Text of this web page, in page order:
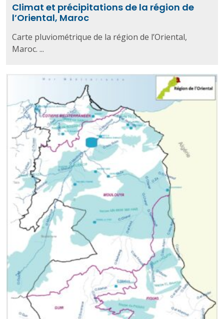
Climat et précipitations de la région de
l’Oriental, Maroc
Carte pluviométrique de la région de l’Oriental,
Maroc. ...